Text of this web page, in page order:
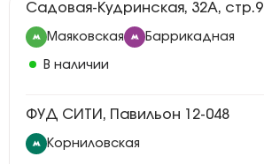
Садовая-Кудринская, 32А, стр.9
Маяковская Баррикадная
В наличии
ФУД СИТИ, Павильон 12-048
Корниловская